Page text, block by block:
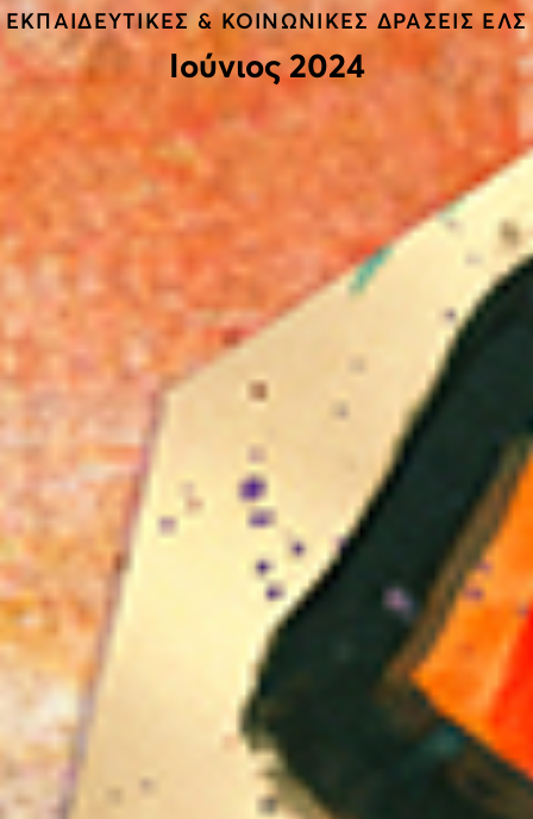
ΕΚΠΑΙΔΕΥΤΙΚΕΣ & ΚΟΙΝΩΝΙΚΕΣ ΔΡΑΣΕΙΣ ΕΛΣ
Ιούνιος 2024